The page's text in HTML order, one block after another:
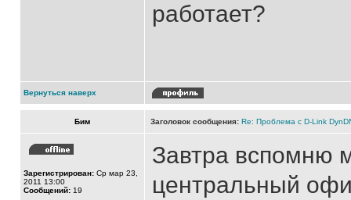
работает?
Вернуться наверх
Бим Заголовок сообщения: Re: Проблема с D-Link
Зарегистрирован: Ср мар 23,
2011 13:00
Сообщений: 19
Завтра вспомню
центральный